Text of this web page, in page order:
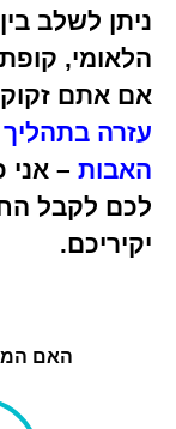
ניתן לשלב
הלאומי,
אם אתם
עזרה
האבות – אני
לכם לקבל
יקיריכם.
האם